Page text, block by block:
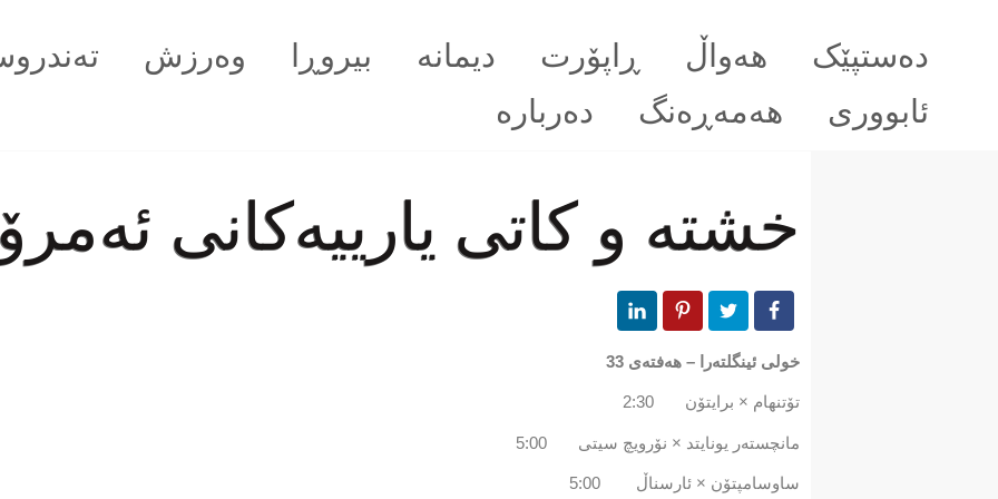
دەستپێک هەواڵ ڕاپۆرت دیمانە بیروڕا وەرزش
ئابووری
هەمەڕەنگ دەربارە
خشتە و كاتی یارییەكانی
خولی ئینگلتەرا – هەفتەی 33
تۆتنهام × برایتۆن 2:30
مانچستەر یونایتد × نۆرویچ سیتی 5:00
ساوسامپتۆن × ئارسناڵ 5:00